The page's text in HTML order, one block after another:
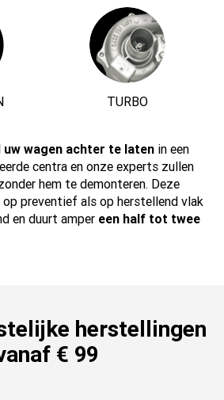
TURBO
uw wagen achter te laten in een
centra en onze experts zullen
hem te demonteren. Deze
preventief als op herstellend vlak
en duurt amper een half tot twee
herstellingen
€ 99